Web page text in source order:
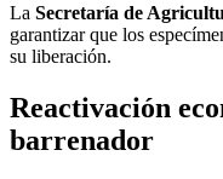
La Secretaría de
garantizar que los
su liberación.
Reactivación
barrenador